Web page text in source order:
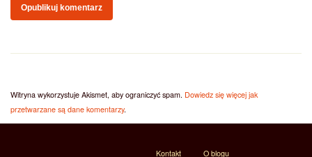
Witryna wykorzystuje Akismet, aby ograniczyć spam. Dowiedz się więcej jak
przetwarzane są dane komentarzy.
Kontakt O blogu